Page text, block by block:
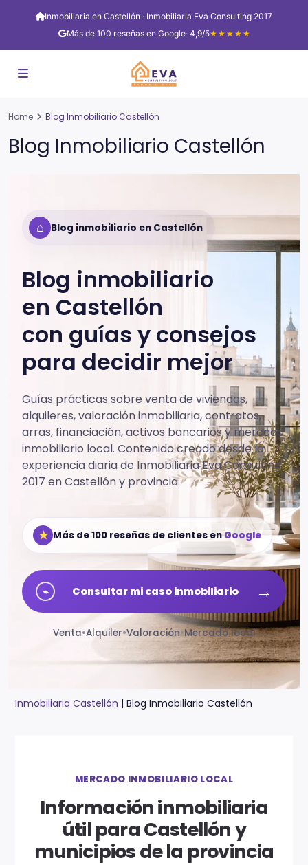
Inmobiliaria en Castellón · Inmobiliaria Eva Consulting 2017
Más de 100 reseñas en Google· 4,9/5★★★★★
Home Blog Inmobiliario Castellón
Blog Inmobiliario Castellón
⌂ Blog inmobiliario en Castellón
Blog inmobiliario
en Castellón
con guías y consejos
para decidir mejor
Guías prácticas sobre venta de viviendas,
alquileres, valoración inmobiliaria, contratos,
arras, financiación, activos bancarios y mercado
inmobiliario local. Contenido creado desde la
experiencia diaria de Inmobiliaria Eva Consulting
2017 en Castellón y provincia.
★ Más de 100 reseñas de clientes enGoogle
⌁ Consultar mi caso inmobiliario →
Venta•Alquiler•Valoración•Mercado local
Inmobiliaria Castellón | Blog Inmobiliario Castellón
MERCADO INMOBILIARIO LOCAL
Información inmobiliaria
útil para Castellón y
municipios de la provincia